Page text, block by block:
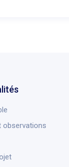
observations